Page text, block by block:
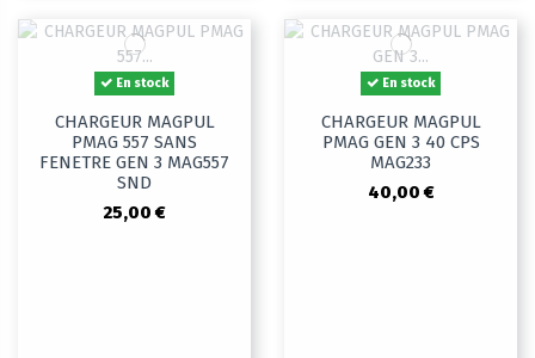
En stock
CHARGEUR MAGPUL
PMAG 557 SANS
FENETRE GEN 3 MAG557
SND
25,00 €
En stock
CHARGEUR MAGPUL
PMAG GEN 3 40 CPS
MAG233
40,00 €